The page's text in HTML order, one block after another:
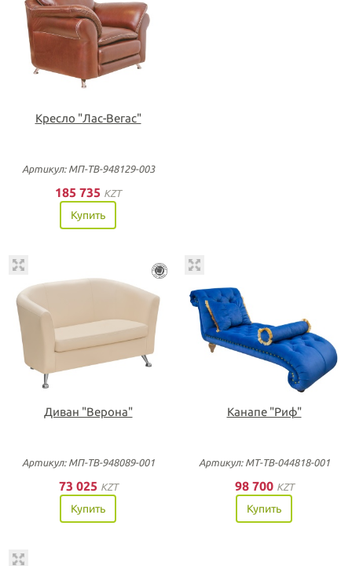
Кресло "Лас-Вегас"
Артикул: МП-ТВ-948129-003
185 735 KZT
Купить
Диван "Верона"
Артикул: МП-ТВ-948089-001
73 025 KZT
Купить
Канапе "Риф"
Артикул: МТ-ТВ-044818-001
98 700 KZT
Купить